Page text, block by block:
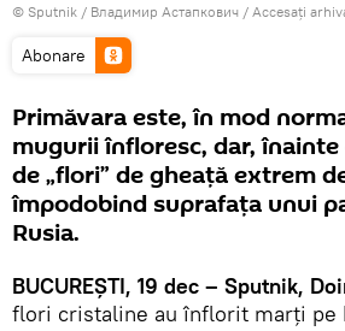
© Sputnik / Владимир Астапкович / Accesați
Abonare
Primăvara este, în mod
mugurii înfloresc, dar, înainte
de „flori” de gheață extrem
împodobind suprafaţa unui
Rusia.
BUCUREŞTI, 19 dec – Sputnik,
flori cristaline au înflorit marți pe